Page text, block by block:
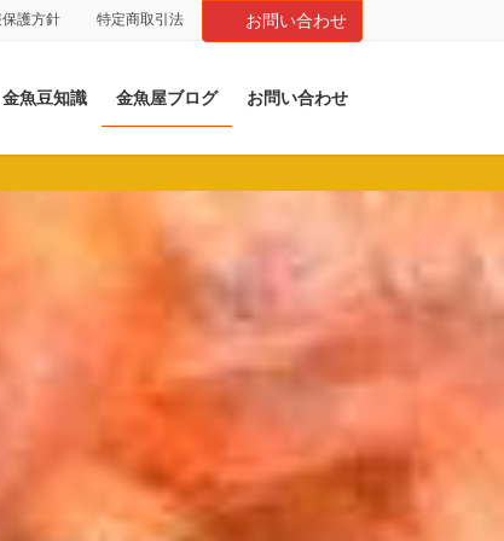
護方針 特定商取引法 お問い合わせ
金魚豆知識 金魚屋ブログ お問い合わせ